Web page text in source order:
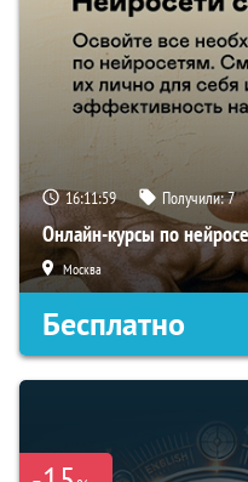
16:11:58 Получили:7
Онлайн-курсы по
Москва
Бесплатно